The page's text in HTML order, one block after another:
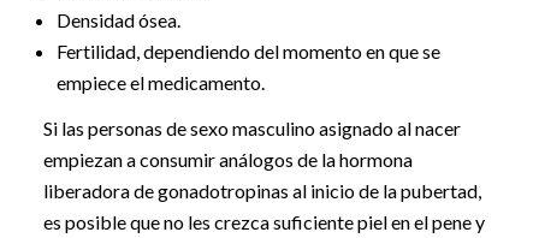
Densidad ósea.
Fertilidad, dependiendo del momento en que se
empiece el medicamento.
Si las personas de sexo masculino asignado al nacer
empiezan a consumir análogos de la hormona
liberadora de gonadotropinas al inicio de la pubertad,
es posible que no les crezca suficiente piel en el pene y